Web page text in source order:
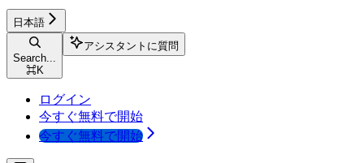
日本語
Search...
⌘K
アシスタントに質問
ログイン
今すぐ無料で開始
今すぐ無料で開始